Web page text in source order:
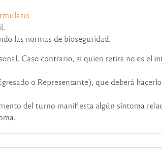
las normas de bioseguridad.
Caso contrario, si quien retira no es el
o Representante), que deberá
del turno manifiesta algún síntoma